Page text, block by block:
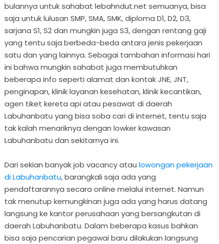
bulannya untuk sahabat lebahndut.net semuanya, bisa
saja untuk lulusan SMP, SMA, SMK, diploma D1, D2, D3,
sarjana S1, S2 dan mungkin juga S3, dengan rentang gaji
yang tentu saja berbeda-beda antara jenis pekerjaan
satu dan yang lainnya. Sebagai tambahan informasi hari
ini bahwa mungkin sahabat juga membutuhkan
beberapa info seperti alamat dan kontak JNE, JNT,
penginapan, klinik layanan kesehatan, klinik kecantikan,
agen tiket kereta api atau pesawat di daerah
Labuhanbatu yang bisa soba cari di internet, tentu saja
tak kalah menariknya dengan lowker kawasan
Labuhanbatu dan sekitarnya ini.
Dari sekian banyak job vacancy atau lowongan pekerjaan
di Labuhanbatu, barangkali saja ada yang
pendaftarannya secara online melalui internet. Namun
tak menutup kemungkinan juga ada yang harus datang
langsung ke kantor perusahaan yang bersangkutan di
daerah Labuhanbatu. Dalam beberapa kasus bahkan
bisa saja pencarian pegawai baru dilakukan langsung